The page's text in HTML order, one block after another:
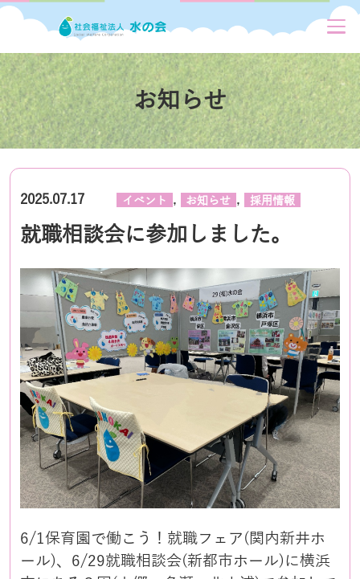
お知らせ
2025.07.17 イベント , お知らせ , 採用情報
就職相談会に参加しました。
6/1保育園で働こう！就職フェア(関内新井ホ
ール)、6/29就職相談会(新都市ホール)に横浜